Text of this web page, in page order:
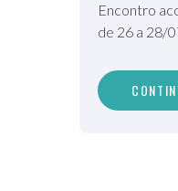
Encontro
de 26 a 28/